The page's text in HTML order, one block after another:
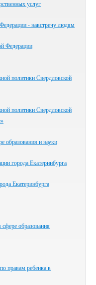
услуг
- навстречу людям
Федерации
политики Свердловской
политики Свердловской
образования и науки
города Екатеринбурга
Екатеринбурга
образования
правам ребенка в